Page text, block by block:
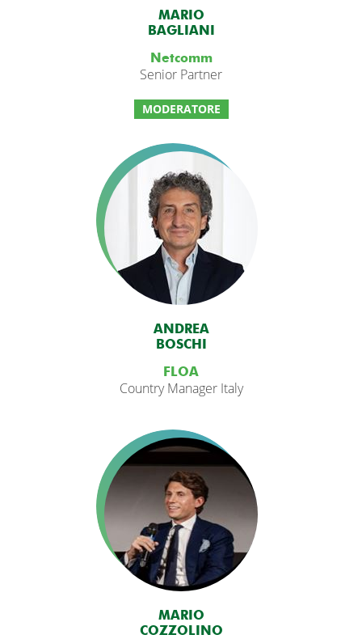
MARIO
BAGLIANI
Netcomm
Senior Partner
MODERATORE
ANDREA
BOSCHI
FLOA
Country Manager Italy
MARIO
COZZOLINO